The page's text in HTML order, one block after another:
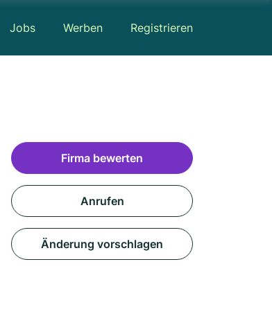
Jobs Werben Registrieren
Firma bewerten
Anrufen
Änderung vorschlagen